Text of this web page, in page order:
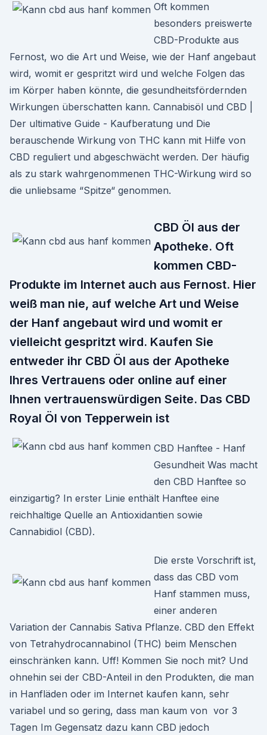
Oft kommen
besonders preiswerte
CBD-Produkte aus
Fernost, wo die Art und Weise, wie der Hanf angebaut
wird, womit er gespritzt wird und welche Folgen das
im Körper haben könnte, die gesundheitsfördernden
Wirkungen überschatten kann. Cannabisöl und CBD |
Der ultimative Guide - Kaufberatung und Die
berauschende Wirkung von THC kann mit Hilfe von
CBD reguliert und abgeschwächt werden. Der häufig
als zu stark wahrgenommenen THC-Wirkung wird so
die unliebsame “Spitze“ genommen.
CBD Öl aus der
Apotheke. Oft
kommen CBD-
Produkte im Internet auch aus Fernost. Hier
weiß man nie, auf welche Art und Weise
der Hanf angebaut wird und womit er
vielleicht gespritzt wird. Kaufen Sie
entweder ihr CBD Öl aus der Apotheke
Ihres Vertrauens oder online auf einer
Ihnen vertrauenswürdigen Seite. Das CBD
Royal Öl von Tepperwein ist
CBD Hanftee - Hanf
Gesundheit Was macht
den CBD Hanftee so
einzigartig? In erster Linie enthält Hanftee eine
reichhaltige Quelle an Antioxidantien sowie
Cannabidiol (CBD).
Die erste Vorschrift ist,
dass das CBD vom
Hanf stammen muss,
einer anderen
Variation der Cannabis Sativa Pflanze. CBD den Effekt
von Tetrahydrocannabinol (THC) beim Menschen
einschränken kann. Uff! Kommen Sie noch mit? Und
ohnehin sei der CBD-Anteil in den Produkten, die man
in Hanfläden oder im Internet kaufen kann, sehr
variabel und so gering, dass man kaum von vor 3
Tagen Im Gegensatz dazu kann CBD jedoch